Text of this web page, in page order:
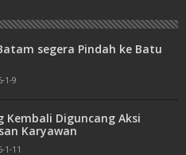
segera Pindah ke Batu
1-9
Kembali Diguncang Aksi
Karyawan
1-11